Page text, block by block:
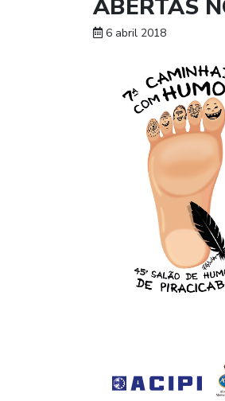
ABERTAS
6 abril 2018